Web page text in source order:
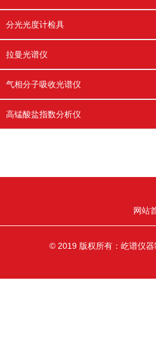
分光光度计检具
拉曼光谱仪
气相分子吸收光谱仪
高锰酸盐指数分析仪
网站
© 2019 版权所有：屹谱仪